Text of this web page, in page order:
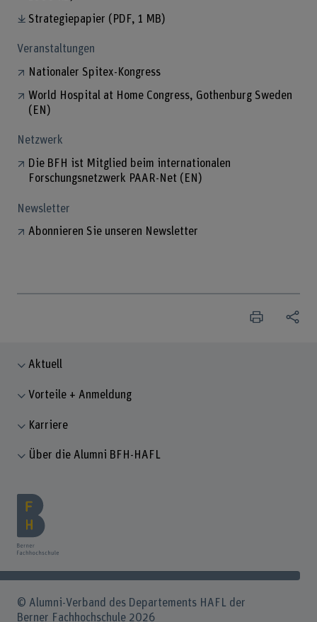
Strategiepapier (PDF, 1 MB)
Veranstaltungen
Nationaler Spitex-Kongress
World Hospital at Home Congress, Gothenburg Sweden
(EN)
Netzwerk
Die BFH ist Mitglied beim internationalen
Forschungsnetzwerk PAAR-Net (EN)
Newsletter
Abonnieren Sie unseren Newsletter
Aktuell
Vorteile + Anmeldung
Karriere
Über die Alumni BFH-HAFL
© Alumni-Verband des Departements HAFL der
Berner Fachhochschule 2026